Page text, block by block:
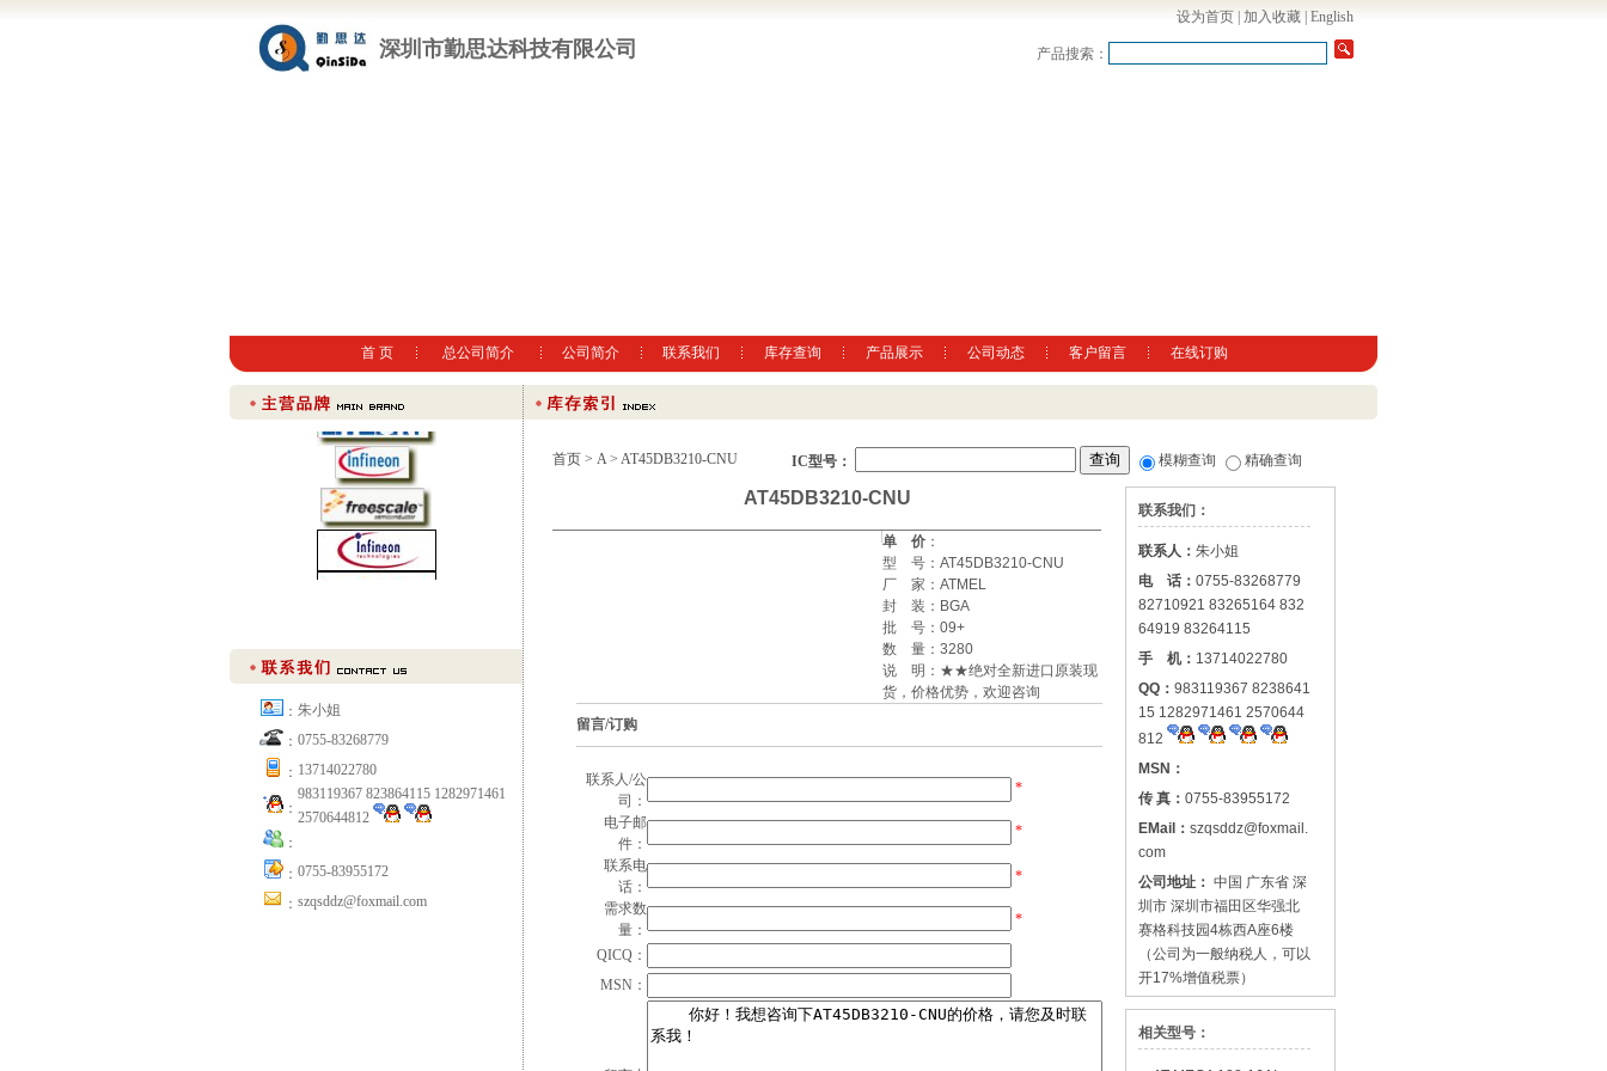
深圳市勤思达科技有限公司
设为首页 加入收藏 English
产品搜索：
首 页 总公司简介 公司简介 联系我们 库存查询 产品展示 公司动态 客户留言 在线订购
： 朱小姐
： 0755-83268779
： 13714022780
：
983119367 823864115 1282971461
2570644812
：
： 0755-83955172
： szqsddz@foxmail.com
首页 > A> AT45DB3210-CNU IC型号： 模糊查询 精确查询
AT45DB3210-CNU
单 价 ：
型 号： AT45DB3210-CNU
厂 家： ATMEL
封 装： BGA
批 号： 09+
数 量： 3280
说 明：★★绝对全新进口原装现
货，价格优势，欢迎咨询
留言/订购
联系人/公
司：
*
电子邮
件：
*
联系电
话：
*
需求数
量：
*
QICQ：
MSN：
联系我们：
联系人： 朱小姐
电 话： 0755-83268779
82710921 83265164 832
64919 83264115
手 机： 13714022780
QQ： 983119367 8238641
15 1282971461 2570644
812
MSN：
传 真： 0755-83955172
EMail： szqsddz@foxmail.
com
公司地址： 中国 广东省 深
圳市 深圳市福田区华强北
赛格科技园4栋西A座6楼
（公司为一般纳税人，可以
开17%增值税票）
相关型号：